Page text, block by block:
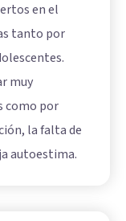
en el
tanto por
muy
como por
la falta de
autoestima.